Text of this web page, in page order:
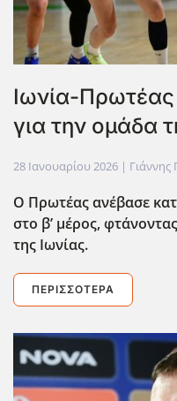
Ιωνία-
για την ομάδα
28 Ιανουαρίου 2026 | Γιάννης
Ο Πρωτέας ανέβασε
στο β’ μέρος,
της Ιωνίας.
ΠΕΡΙΣΣΌΤΕΡΑ